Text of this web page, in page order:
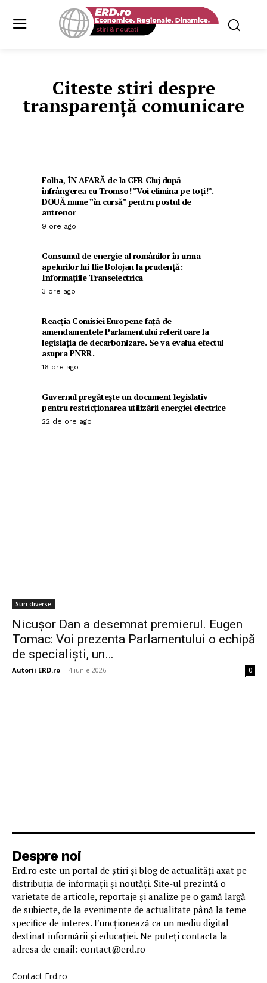
Citeste stiri despre
transparență comunicare
Folha, ÎN AFARĂ de la CFR Cluj după
înfrângerea cu Tromso! ”Voi elimina pe toți!”.
DOUĂ nume ”în cursă” pentru postul de
antrenor
9 ore ago
Consumul de energie al românilor în urma
apelurilor lui Ilie Bolojan la prudență:
Informațiile Transelectrica
3 ore ago
Reacția Comisiei Europene față de
amendamentele Parlamentului referitoare la
legislația de decarbonizare. Se va evalua efectul
asupra PNRR.
16 ore ago
Guvernul pregătește un document legislativ
pentru restricționarea utilizării energiei electrice
22 de ore ago
Stiri diverse
Nicușor Dan a desemnat premierul. Eugen
Tomac: Voi prezenta Parlamentului o echipă
de specialiști, un…
Autorii ERD.ro - 4 iunie 2026 0
Despre noi
Erd.ro este un portal de știri și blog de actualități axat pe
distribuția de informații și noutăți. Site-ul prezintă o
varietate de articole, reportaje și analize pe o gamă largă
de subiecte, de la evenimente de actualitate până la teme
specifice de interes. Funcționează ca un mediu digital
destinat informării și educației. Ne puteți contacta la
adresa de email: contact@erd.ro
Contact Erd.ro